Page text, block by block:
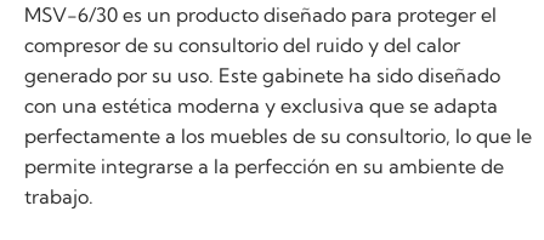
MSV-6/30 es un producto diseñado para proteger el
compresor de su consultorio del ruido y del calor
generado por su uso. Este gabinete ha sido diseñado
con una estética moderna y exclusiva que se adapta
perfectamente a los muebles de su consultorio, lo que le
permite integrarse a la perfección en su ambiente de
trabajo.